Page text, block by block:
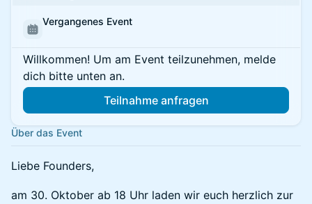
Vergangenes Event
Willkommen! Um am Event teilzunehmen, melde
dich bitte unten an.
Teilnahme anfragen
Über das Event
Liebe Founders,
​​​am 30. Oktober ab 18 Uhr laden wir euch herzlich zur